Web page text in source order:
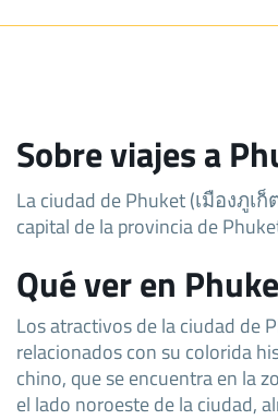
Sobre viajes a
La ciudad de Phuket (เมืองภูเ
capital de la provincia de
Qué ver en
Los atractivos de la ciudad de
relacionados con su colorida
chino, que se encuentra en la
el lado noroeste de la ciudad,